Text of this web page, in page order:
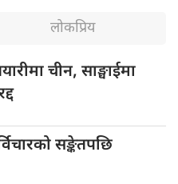
लोकप्रिय
चीन, साङ्घाईमा
सङ्केतपछि